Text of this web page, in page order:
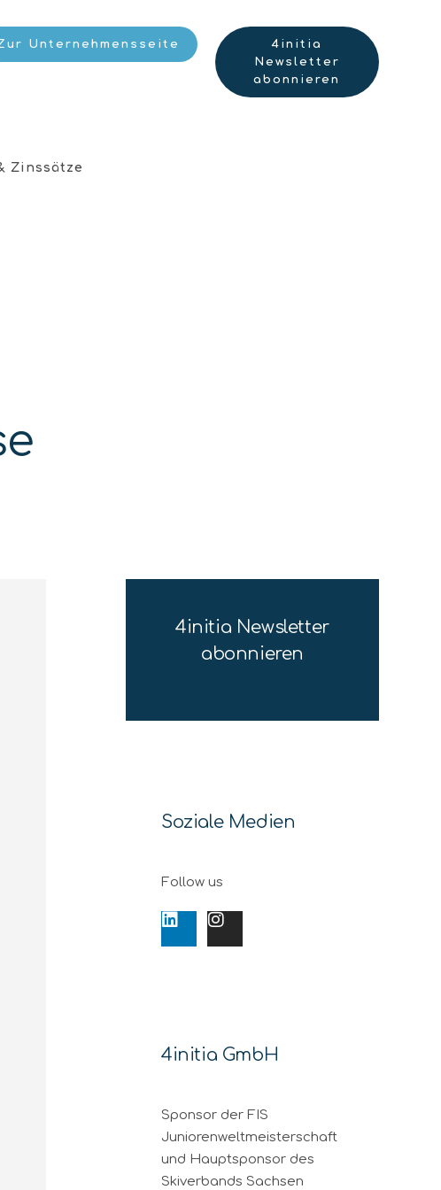
Unternehmensseite
4initia
Newsletter
abonnieren
Zinssätze
4initia Newsletter
abonnieren
Soziale Medien
Follow us
4initia GmbH
Sponsor der FIS
Juniorenweltmeisterschaft
und Hauptsponsor des
Skiverbands Sachsen